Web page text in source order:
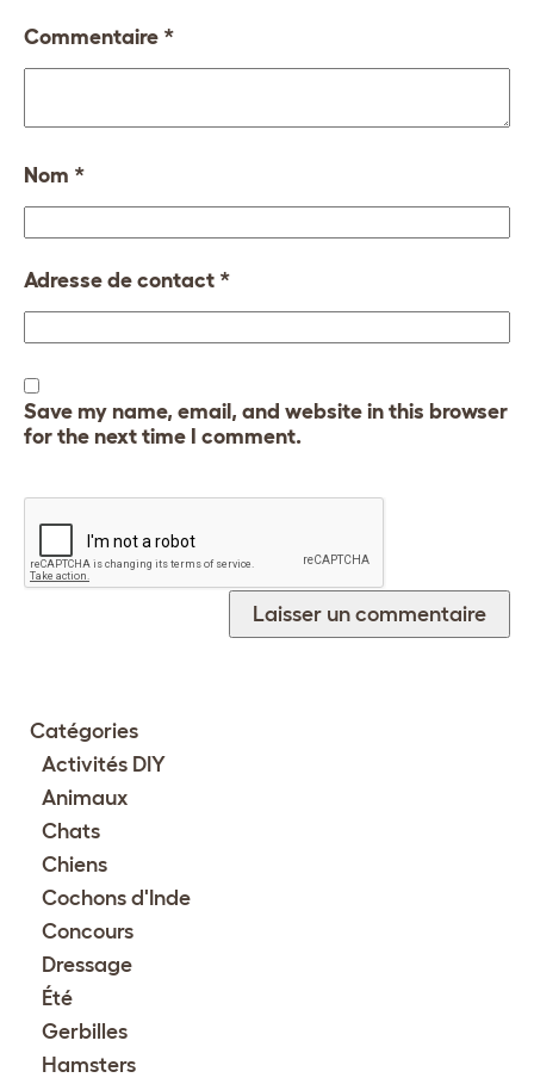
Commentaire *
Nom *
Adresse de contact *
Save my name, email, and website in this browser
for the next time I comment.
Catégories
Activités DIY
Animaux
Chats
Chiens
Cochons d'Inde
Concours
Dressage
Été
Gerbilles
Hamsters